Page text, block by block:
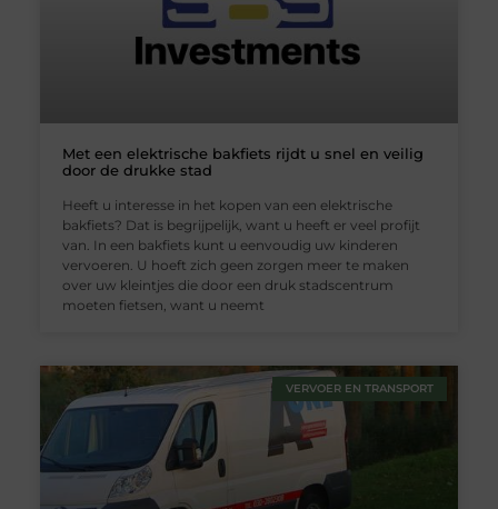
Met een elektrische bakfiets rijdt u snel en veilig
door de drukke stad
Heeft u interesse in het kopen van een elektrische
bakfiets? Dat is begrijpelijk, want u heeft er veel profijt
van. In een bakfiets kunt u eenvoudig uw kinderen
vervoeren. U hoeft zich geen zorgen meer te maken
over uw kleintjes die door een druk stadscentrum
moeten fietsen, want u neemt
VERVOER EN TRANSPORT